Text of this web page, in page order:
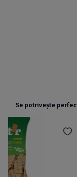
Se potrivește